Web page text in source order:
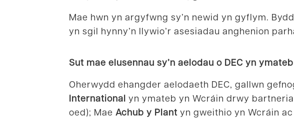
Mae hwn yn argyfwng sy’n newid yn gyflym.
yn sgil hynny’n llywio’r asesiadau anghenion
Sut mae elusennau sy’n aelodau o DEC yn
Oherwydd ehangder aelodaeth DEC, gallwn
International yn ymateb yn Wcráin drwy
oed); Mae Achub y Plant yn gweithio yn Wcráin